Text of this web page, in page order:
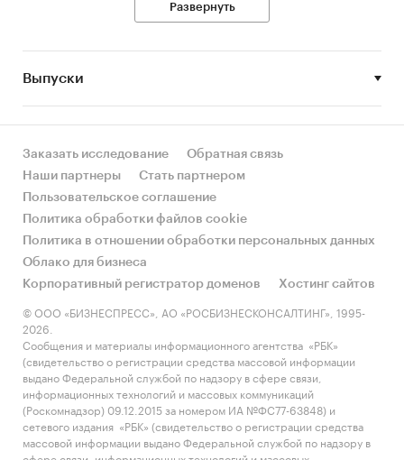
Архангельской области (кроме НАО), много это
России?
• Рынок растет или снижается? Если растет, то
за счет реального спроса или за счет
динамикой других регионов?
• Какое место регион занимает в России и в
своем федеральном округе по объему продаж
и по продажам на душу населения?
• К какому сегменту можно отнести рынок по
размеру и темпом роста (малый/крупный, с
опережающей динамикой/с отстающей
динамикой) в стратегической перспективе и в
текущей ситуации? Меняются ли позиции
региона с течением времени?
• Насколько рынок насыщен и какой у региона
потенциал роста, если сравнить его с
регионами со схожими доходами, со схожей
Развернуть
Выпуски
Заказать исследование
Обратная связь
Наши партнеры
Стать партнером
Пользовательское соглашение
Политика обработки файлов cookie
Политика в отношении обработки персональных данных
Облако для бизнеса
Корпоративный регистратор доменов
Хостинг сайтов
© ООО «БИЗНЕСПРЕСС», АО «РОСБИЗНЕСКОНСАЛТИНГ», 1995-
2026.
Сообщения и материалы информационного агентства «РБК»
(свидетельство о регистрации средства массовой информации
выдано Федеральной службой по надзору в сфере связи,
информационных технологий и массовых коммуникаций
(Роскомнадзор) 09.12.2015 за номером ИА №ФС77-63848) и
сетевого издания «РБК» (свидетельство о регистрации средства
массовой информации выдано Федеральной службой по надзору в